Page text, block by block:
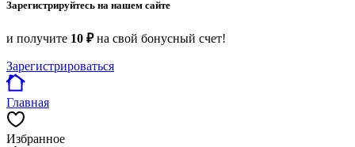
Зарегистрируйтесь на нашем сайте
и получите 10 ₽на свой бонусный счет!
Зарегистрироваться
Главная
Избранное